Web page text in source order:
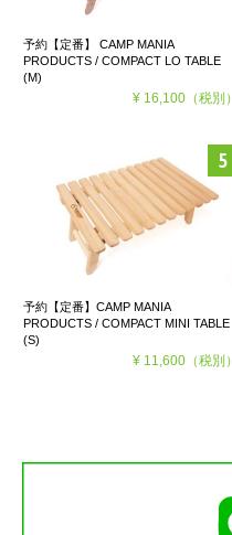
予約【定番】 CAMP MANIA
PRODUCTS / COMPACT LO TABLE
(M)
¥ 16,100（税別）
予約【定番】CAMP MANIA
PRODUCTS / COMPACT MINI TABLE
(S)
¥ 11,600（税別）